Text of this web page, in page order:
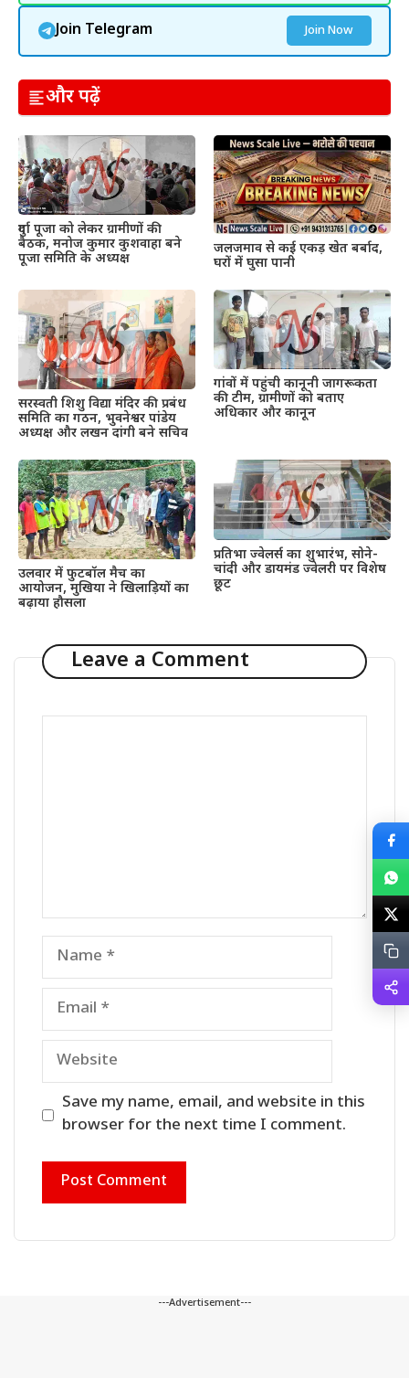
Join Telegram Join Now
और पढ़ें
दुर्गा पूजा को लेकर ग्रामीणों की
बैठक, मनोज कुमार कुशवाहा बने
पूजा समिति के अध्यक्ष
जलजमाव से कई एकड़ खेत बर्बाद,
घरों में घुसा पानी
सरस्वती शिशु विद्या मंदिर की प्रबंध
समिति का गठन, भुवनेश्वर पांडेय
अध्यक्ष और लखन दांगी बने सचिव
गांवों में पहुंची कानूनी जागरूकता
की टीम, ग्रामीणों को बताए
अधिकार और कानून
उलवार में फुटबॉल मैच का
आयोजन, मुखिया ने खिलाड़ियों का
बढ़ाया हौसला
प्रतिभा ज्वेलर्स का शुभारंभ, सोने-
चांदी और डायमंड ज्वेलरी पर विशेष
छूट
Leave a Comment
Name
Email
Website
Save my name, email, and website in this
browser for the next time I comment.
---Advertisement---